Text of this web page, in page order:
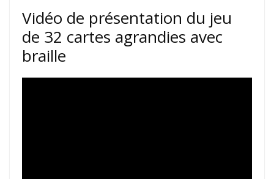
Vidéo de présentation du jeu
de 32 cartes agrandies avec
braille